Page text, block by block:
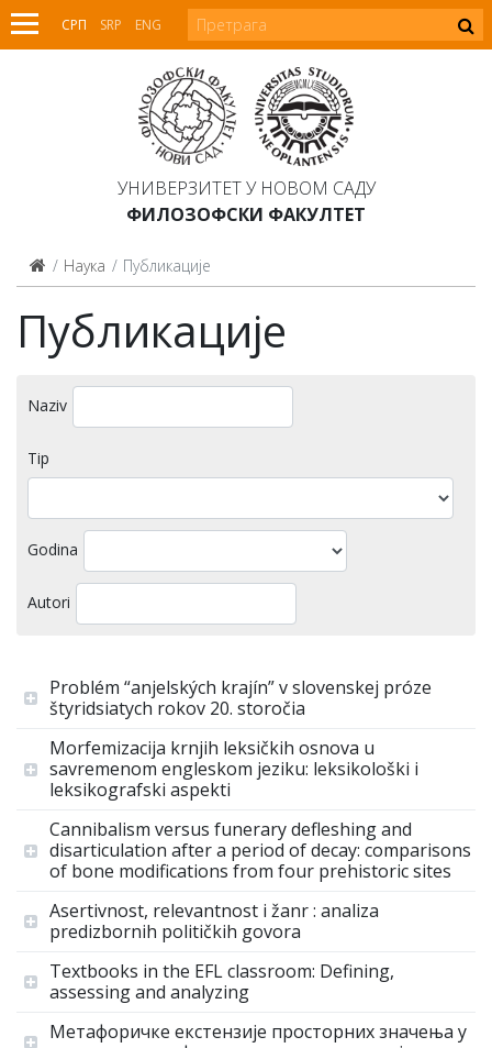
СРП SRP ENG
УНИВЕРЗИТЕТ У НОВОМ САДУ
ФИЛОЗОФСКИ ФАКУЛТЕТ
Наука Публикације
Публикације
Naziv
Tip
Godina
Autori
Problém “anjelských krajín” v slovenskej próze
štyridsiatych rokov 20. storočia
Morfemizacija krnjih leksičkih osnova u
savremenom engleskom jeziku: leksikološki i
leksikografski aspekti
Cannibalism versus funerary defleshing and
disarticulation after a period of decay: comparisons
of bone modifications from four prehistoric sites
Asertivnost, relevantnost i žanr : analiza
predizbornih političkih govora
Textbooks in the EFL classroom: Defining,
assessing and analyzing
Метафоричке екстензије просторних значења у